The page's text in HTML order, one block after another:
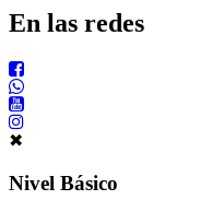
En las redes
✖
Nivel Básico